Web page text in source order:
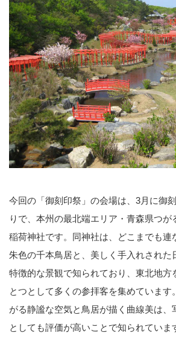
今回の「御刻印祭」の会場は、3月に御
りで、本州の最北端エリア・青森県つが
稲荷神社です。同神社は、どこまでも連
朱色の千本鳥居と、美しく手入れされた
特徴的な景観で知られており、東北地方
とつとして多くの参拝客を集めています
がる静謐な空気と鳥居が描く曲線美は、
としても評価が高いことで知られていま